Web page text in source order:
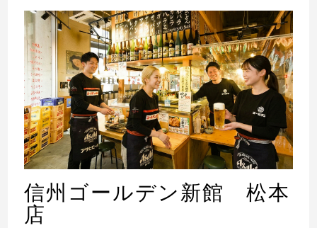
信州ゴールデン新館 松本
店